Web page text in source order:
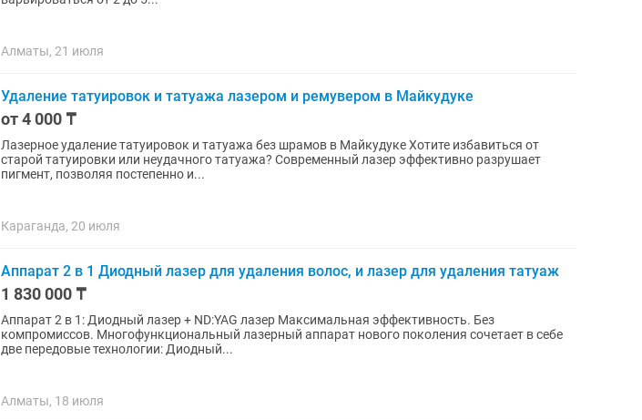
Алматы, 21 июля
Удаление татуировок и татуажа лазером и ремувером в Майкудуке
от 4 000 ₸
Лазерное удаление татуировок и татуажа без шрамов в Майкудуке Хотите избавиться от
старой татуировки или неудачного татуажа? Современный лазер эффективно разрушает
пигмент, позволяя постепенно и...
Караганда, 20 июля
Аппарат 2 в 1 Диодный лазер для удаления волос, и лазер для удаления татуаж
1 830 000 ₸
Аппарат 2 в 1: Диодный лазер + ND:YAG лазер Максимальная эффективность. Без
компромиссов. Многофункциональный лазерный аппарат нового поколения сочетает в себе
две передовые технологии: Диодный...
Алматы, 18 июля